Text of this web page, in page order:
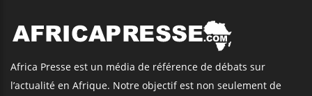
Africa Presse est un média de référence de débats sur
l’actualité en Afrique. Notre objectif est non seulement de